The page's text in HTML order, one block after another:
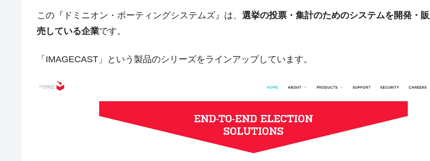
『Money1』 中国だけが鉄鋼輸出を異常増加させる ⇒ 中国の過剰生産が世界を蝕む。
『Money1』 韓国製造業「半導体絶好調」のウラで他業種は全般的「不調」⇒ PSIが示す現況は決して良くない。
『Money1』 【米韓激突案件】韓国消費者院が『クーパン』1人当たり賠償10万ウォンを認定 ⇒ 総額3兆7,000億
『Money1』 韓国型イージス搭載の次世代駆逐艦「KDDX」1番艦、2032年竣工と公示
韓国政府『BYD』車への補助金を全廃 ⇒ 実は韓国で『BYD』車は売れている。6カ月で対前年同期比
この『ドミニオン・ボーティングシステムズ』は、 選挙の投票・集計のためのシステムを開発・販
売している企業です。
「IMAGECAST」という製品のシリーズをラインアップしています。